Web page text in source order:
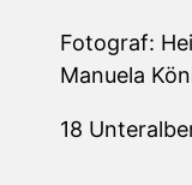
Fotograf:
Manuela
18